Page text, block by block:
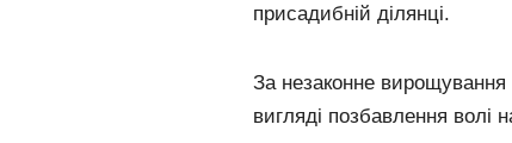
присадибній ділянці.
За незаконне вирощування
вигляді позбавлення волі